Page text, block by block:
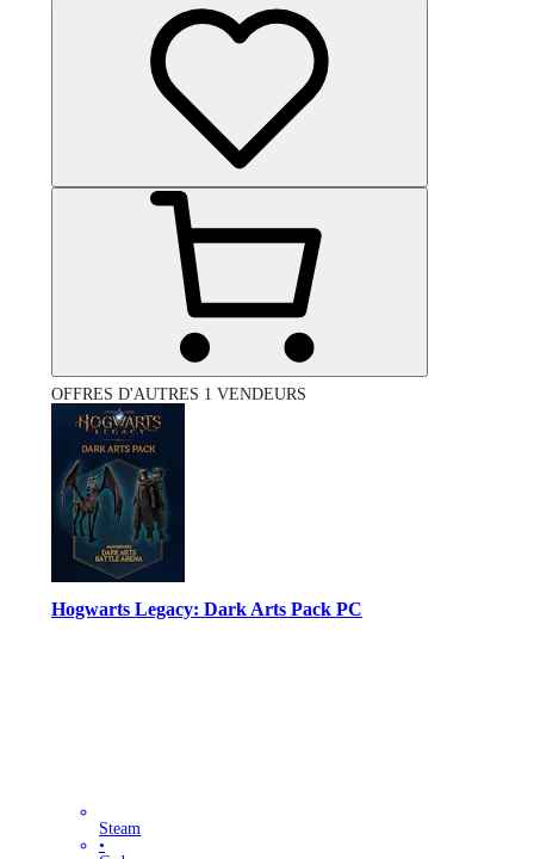
OFFRES D'AUTRES 1 VENDEURS
Hogwarts Legacy: Dark Arts Pack PC
Steam
•